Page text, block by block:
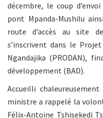
décembre, le coup
pont Mpanda-Mushilu
route d’accès au site
s’inscrivent dans le
Ngandajika (PRODAN),
développement (BAD).
Accueilli
ministre a rappelé la
Félix-Antoine Tshisekedi